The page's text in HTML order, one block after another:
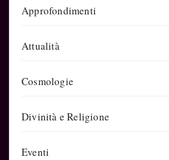
Approfondimenti
Attualità
Cosmologie
Divinità e Religione
Eventi